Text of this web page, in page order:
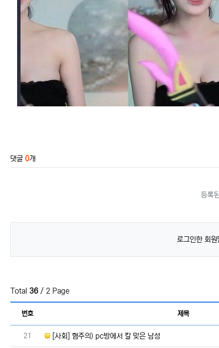
댓글 0개
등록
로그인한 회
Total 36 / 2 Page
번호 제목
번호
21 [사회] 혐주의) pc방에서 칼 맞은 남성